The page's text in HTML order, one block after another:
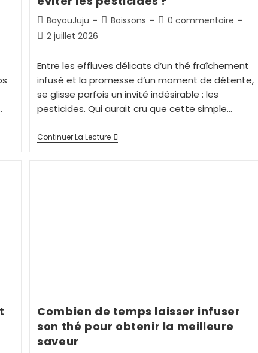
BayouJuju Boissons
0 commentaire
2 juillet 2026
Entre les effluves délicats d’un thé fraîchement
infusé et la promesse d’un moment de détente,
se glisse parfois un invité indésirable : les
pesticides. Qui aurait cru que cette simple…
Continuer La Lecture
Combien de temps laisser infuser
son thé pour obtenir la meilleure
saveur